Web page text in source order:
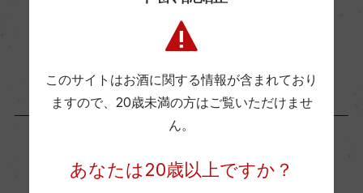
年使用樽)、85%をステンレスタンクとコンクリー
年間生産量
ワイン
「生産者」が同じ商品
このサイトはお酒に関する情報が含まれており
ますので、 20歳未満の方はご覧いただけませ
ん。
あなたは20歳以上ですか？